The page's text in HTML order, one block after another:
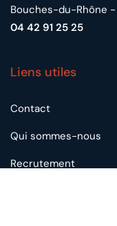
Bouches-du-Rhône -
04 42 91 25 25
Liens utiles
Contact
Qui sommes-nous
Recrutement